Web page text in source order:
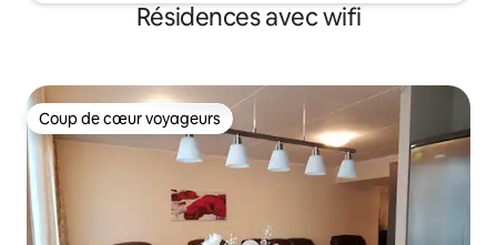
Résidences avec wifi
Coup de cœur voyageurs
Coup de cœur voyageurs